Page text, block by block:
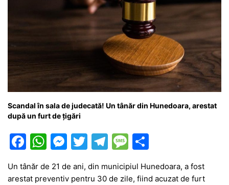
Scandal în sala de judecată! Un tânăr din Hunedoara, arestat
după un furt de țigări
F
c
W
at
M
s
T
itt
T
e
M
s
ta
Un tânăr de 21 de ani, din municipiul Hunedoara, a fost
arestat preventiv pentru 30 de zile, fiind acuzat de furt